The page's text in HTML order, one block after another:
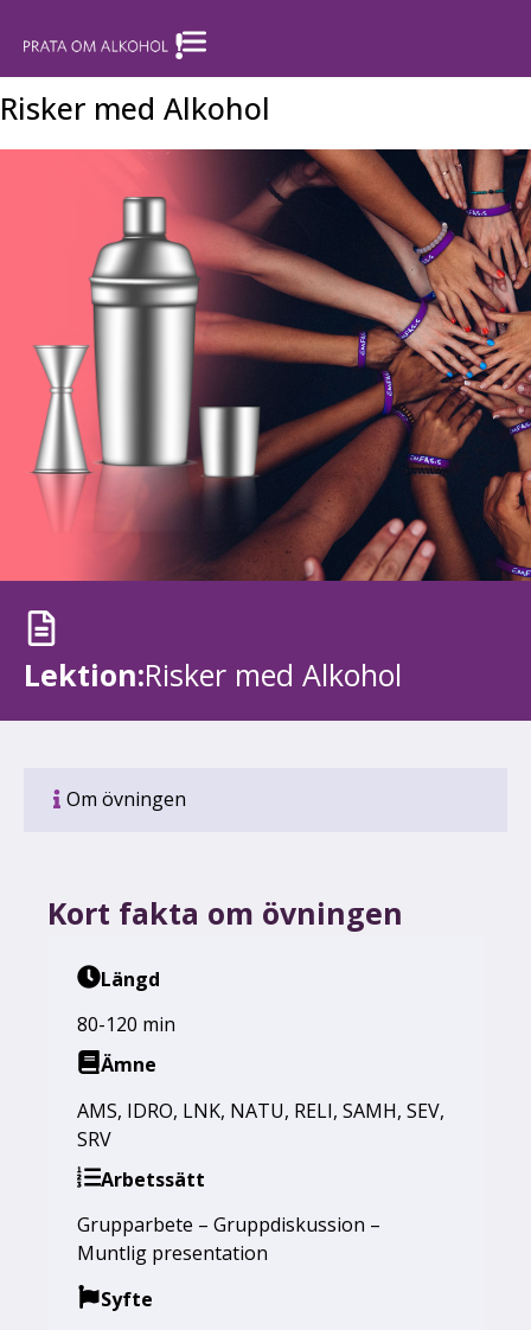
Risker med Alkohol
Lektion:Risker med Alkohol
Om övningen
Kort fakta om övningen
Längd
80-120 min
Ämne
AMS, IDRO, LNK, NATU, RELI, SAMH, SEV,
SRV
Arbetssätt
Grupparbete – Gruppdiskussion –
Muntlig presentation
Syfte